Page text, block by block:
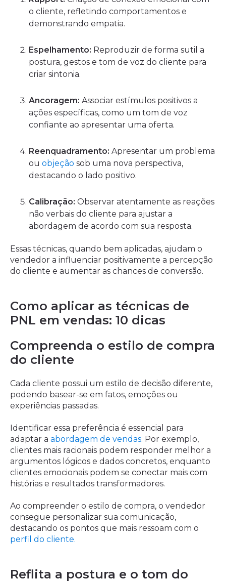
o cliente, refletindo comportamentos e
demonstrando empatia.
Espelhamento: Reproduzir de forma sutil a
postura, gestos e tom de voz do cliente para
criar sintonia.
Ancoragem: Associar estímulos positivos a
ações específicas, como um tom de voz
confiante ao apresentar uma oferta.
Reenquadramento: Apresentar um problema
ou objeção sob uma nova perspectiva,
destacando o lado positivo.
Calibração: Observar atentamente as reações
não verbais do cliente para ajustar a
abordagem de acordo com sua resposta.
Essas técnicas, quando bem aplicadas, ajudam o
vendedor a influenciar positivamente a percepção
do cliente e aumentar as chances de conversão.
Como aplicar as técnicas de
PNL em vendas: 10 dicas
Compreenda o estilo de compra
do cliente
Cada cliente possui um estilo de decisão diferente,
podendo basear-se em fatos, emoções ou
experiências passadas.
Identificar essa preferência é essencial para
adaptar a abordagem de vendas. Por exemplo,
clientes mais racionais podem responder melhor a
argumentos lógicos e dados concretos, enquanto
clientes emocionais podem se conectar mais com
histórias e resultados transformadores.
Ao compreender o estilo de compra, o vendedor
consegue personalizar sua comunicação,
destacando os pontos que mais ressoam com o
perfil do cliente.
Reflita a postura e o tom do